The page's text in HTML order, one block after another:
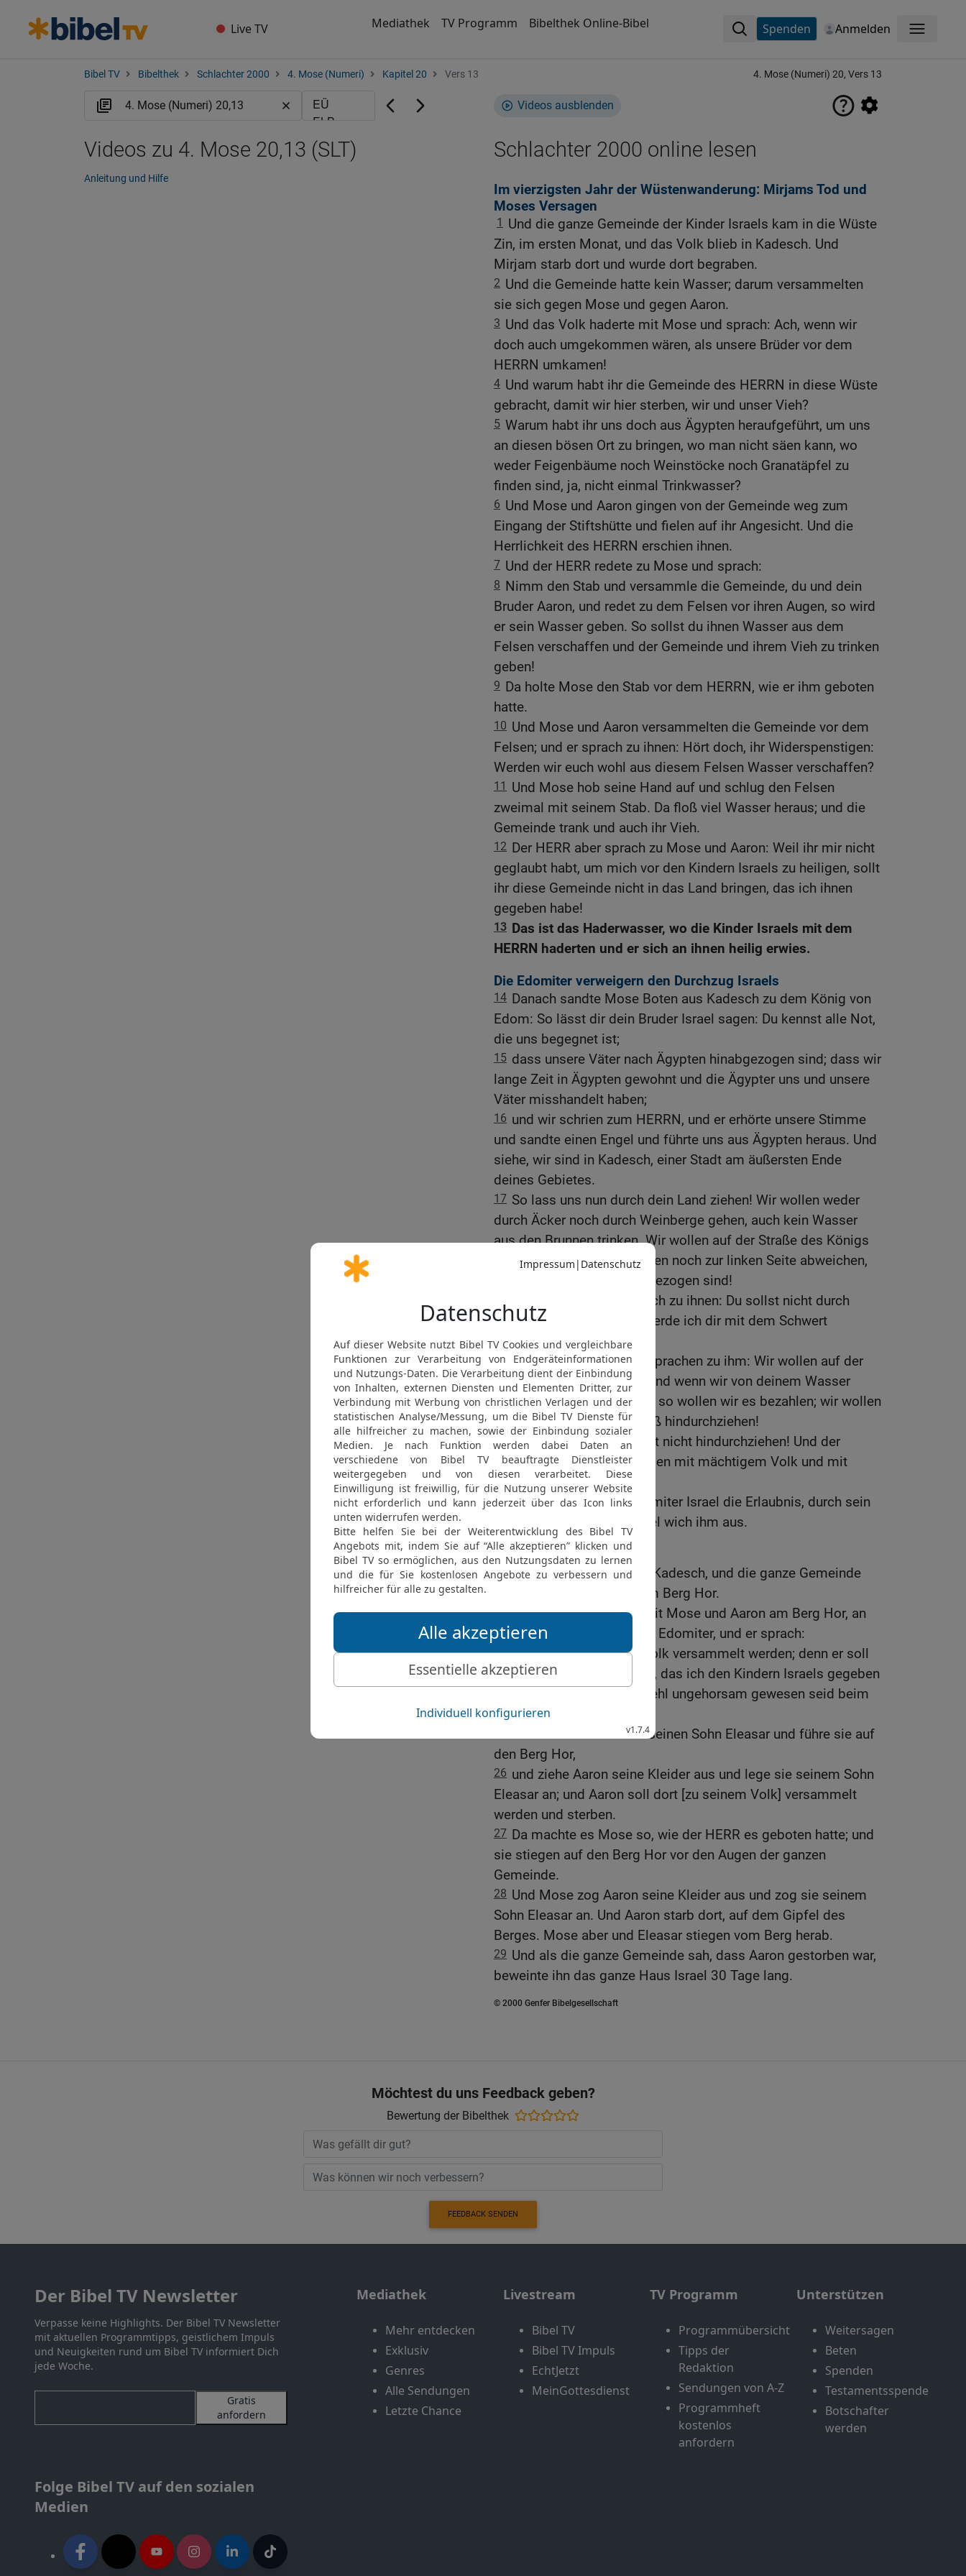
Live TV Mediathek TV Programm Bibelthek Online-Bibel Spenden Anmelden Menü
Bibel TV Bibelthek Schlachter 2000 4. Mose (Numeri) Kapitel 20 Vers 13 4. Mose (Numeri) 20, Vers 13
Videos ausblenden
Schlachter 2000 online lesen
Im vierzigsten Jahr der Wüstenwanderung: Mirjams Tod und
Moses Versagen
1
Und die ganze Gemeinde der Kinder Israels kam in die Wüste
Zin, im ersten Monat, und das Volk blieb in Kadesch. Und
Mirjam starb dort und wurde dort begraben.
2 Und die Gemeinde hatte kein Wasser; darum versammelten
sie sich gegen Mose und gegen Aaron.
3 Und das Volk haderte mit Mose und sprach: Ach, wenn wir
doch auch umgekommen wären, als unsere Brüder vor dem
HERRN umkamen!
4 Und warum habt ihr die Gemeinde des HERRN in diese Wüste
gebracht, damit wir hier sterben, wir und unser Vieh?
5 Warum habt ihr uns doch aus Ägypten heraufgeführt, um uns
an diesen bösen Ort zu bringen, wo man nicht säen kann, wo
weder Feigenbäume noch Weinstöcke noch Granatäpfel zu
finden sind, ja, nicht einmal Trinkwasser?
6 Und Mose und Aaron gingen von der Gemeinde weg zum
Eingang der Stiftshütte und fielen auf ihr Angesicht. Und die
Herrlichkeit des HERRN erschien ihnen.
7 Und der HERR redete zu Mose und sprach:
8 Nimm den Stab und versammle die Gemeinde, du und dein
Bruder Aaron, und redet zu dem Felsen vor ihren Augen, so wird
er sein Wasser geben. So sollst du ihnen Wasser aus dem
Felsen verschaffen und der Gemeinde und ihrem Vieh zu trinken
geben!
9 Da holte Mose den Stab vor dem HERRN, wie er ihm geboten
hatte.
10 Und Mose und Aaron versammelten die Gemeinde vor dem
Felsen; und er sprach zu ihnen: Hört doch, ihr Widerspenstigen:
Werden wir euch wohl aus diesem Felsen Wasser verschaffen?
11
Und Mose hob seine Hand auf und schlug den Felsen
zweimal mit seinem Stab. Da floß viel Wasser heraus; und die
Gemeinde trank und auch ihr Vieh.
12 Der HERR aber sprach zu Mose und Aaron: Weil ihr mir nicht
geglaubt habt, um mich vor den Kindern Israels zu heiligen, sollt
ihr diese Gemeinde nicht in das Land bringen, das ich ihnen
gegeben habe!
13 Das ist das Haderwasser, wo die Kinder Israels mit dem
HERRN haderten und er sich an ihnen heilig erwies.
Die Edomiter verweigern den Durchzug Israels
14 Danach sandte Mose Boten aus Kadesch zu dem König von
Edom: So lässt dir dein Bruder Israel sagen: Du kennst alle Not,
die uns begegnet ist;
15 dass unsere Väter nach Ägypten hinabgezogen sind; dass wir
lange Zeit in Ägypten gewohnt und die Ägypter uns und unsere
Väter misshandelt haben;
16 und wir schrien zum HERRN, und er erhörte unsere Stimme
und sandte einen Engel und führte uns aus Ägypten heraus. Und
siehe, wir sind in Kadesch, einer Stadt am äußersten Ende
deines Gebietes.
17 So lass uns nun durch dein Land ziehen! Wir wollen weder
durch Äcker noch durch Weinberge gehen, auch kein Wasser
aus den Brunnen trinken. Wir wollen auf der Straße des Königs
ziehen und weder zur rechten noch zur linken Seite abweichen,
bis wir durch dein Gebiet gezogen sind!
Der Edomiter aber sprach zu ihnen: Du sollst nicht durch
mein Land ziehen, sonst werde ich dir mit dem Schwert
entgegenziehen!
19
Und die Kinder Israels sprachen zu ihm: Wir wollen auf der
gebahnten Straße ziehen, und wenn wir von deinem Wasser
trinken, wir und unser Vieh, so wollen wir es bezahlen; wir wollen
weiter nichts, als nur zu Fuß hindurchziehen!
20 Er aber sprach: Du sollst nicht hindurchziehen! Und der
Edomiter zog ihnen entgegen mit mächtigem Volk und mit
starker Hand.
21 So verweigerte der Edomiter Israel die Erlaubnis, durch sein
Gebiet zu ziehen. Und Israel wich ihm aus.
Aarons Tod
22 Da brachen sie auf von Kadesch, und die ganze Gemeinde
der Kinder Israels kam zum Berg Hor.
23 Und der HERR redete mit Mose und Aaron am Berg Hor, an
der Grenze des Landes der Edomiter, und er sprach:
24 Aaron soll zu seinem Volk versammelt werden; denn er soll
nicht in das Land kommen, das ich den Kindern Israels gegeben
habe, weil ihr meinem Befehl ungehorsam gewesen seid beim
Haderwasser.
Nimm aber Aaron und seinen Sohn Eleasar und führe sie auf
den Berg Hor,
26 und ziehe Aaron seine Kleider aus und lege sie seinem Sohn
Eleasar an; und Aaron soll dort [zu seinem Volk] versammelt
werden und sterben.
27 Da machte es Mose so, wie der HERR es geboten hatte; und
sie stiegen auf den Berg Hor vor den Augen der ganzen
Gemeinde.
28 Und Mose zog Aaron seine Kleider aus und zog sie seinem
Sohn Eleasar an. Und Aaron starb dort, auf dem Gipfel des
Berges. Mose aber und Eleasar stiegen vom Berg herab.
29 Und als die ganze Gemeinde sah, dass Aaron gestorben war,
beweinte ihn das ganze Haus Israel 30 Tage lang.
© 2000 Genfer Bibelgesellschaft
Videos zu 4. Mose 20,13 (SLT)
Anleitung und Hilfe
Möchtest du uns Feedback geben?
Bewertung der Bibelthek
FEEDBACK SENDEN
Der Bibel TV Newsletter
Verpasse keine Highlights. Der Bibel TV Newsletter
mit aktuellen Programmtipps, geistlichem Impuls
und Neuigkeiten rund um Bibel TV informiert Dich
jede Woche.
Gratis
anfordern
Folge Bibel TV auf den sozialen
Medien
Mediathek
Mehr entdecken
Exklusiv
Genres
Alle Sendungen
Letzte Chance
Livestream
Bibel TV
Bibel TV Impuls
EchtJetzt
MeinGottesdienst
TV Programm
Programmübersicht
Tipps der
Redaktion
Sendungen von A-Z
Programmheft
kostenlos
anfordern
Unterstützen
Weitersagen
Beten
Spenden
Testamentsspende
Botschafter
werden